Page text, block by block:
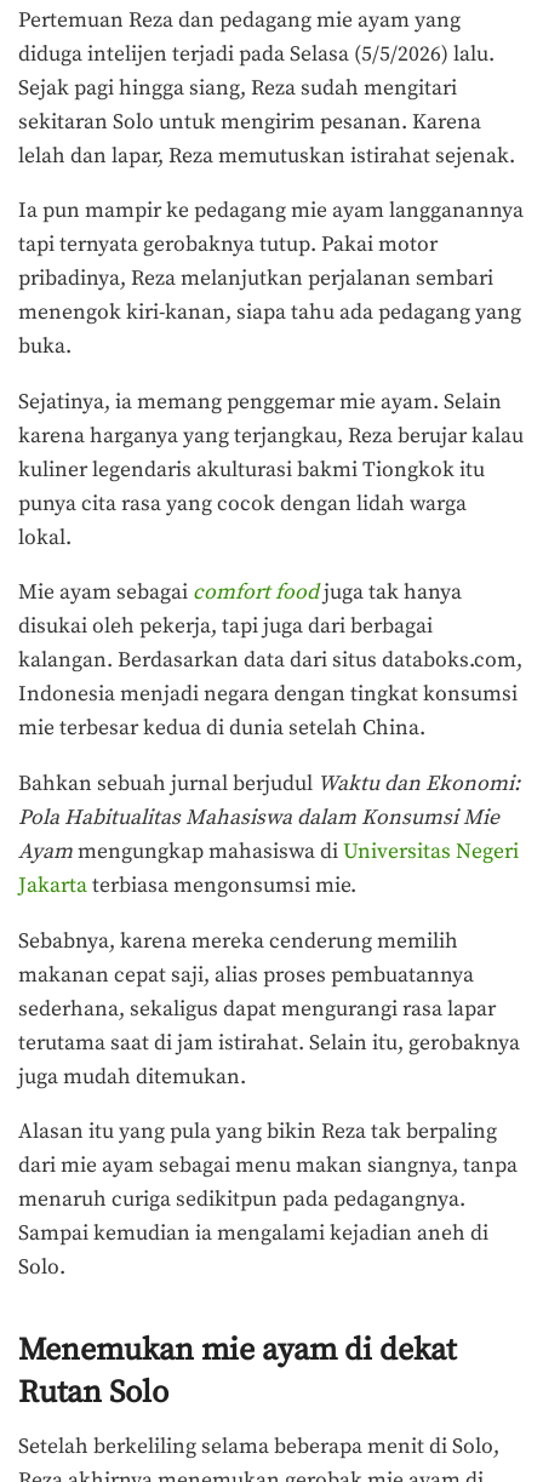
Pertemuan Reza dan pedagang mie ayam yang
diduga intelijen terjadi pada Selasa (5/5/2026) lalu.
Sejak pagi hingga siang, Reza sudah mengitari
sekitaran Solo untuk mengirim pesanan. Karena
lelah dan lapar, Reza memutuskan istirahat sejenak.
Ia pun mampir ke pedagang mie ayam langganannya
tapi ternyata gerobaknya tutup. Pakai motor
pribadinya, Reza melanjutkan perjalanan sembari
menengok kiri-kanan, siapa tahu ada pedagang yang
buka.
Sejatinya, ia memang penggemar mie ayam. Selain
karena harganya yang terjangkau, Reza berujar kalau
kuliner legendaris akulturasi bakmi Tiongkok itu
punya cita rasa yang cocok dengan lidah warga
lokal.
Mie ayam sebagai comfort foodjuga tak hanya
disukai oleh pekerja, tapi juga dari berbagai
kalangan. Berdasarkan data dari situs databoks.com,
Indonesia menjadi negara dengan tingkat konsumsi
mie terbesar kedua di dunia setelah China.
Bahkan sebuah jurnal berjudul Waktu dan Ekonomi:
Pola Habitualitas Mahasiswa dalam Konsumsi Mie
Ayammengungkap mahasiswa diUniversitas Negeri
Jakartaterbiasa mengonsumsi mie.
Sebabnya, karena mereka cenderung memilih
makanan cepat saji, alias proses pembuatannya
sederhana, sekaligus dapat mengurangi rasa lapar
terutama saat di jam istirahat. Selain itu, gerobaknya
juga mudah ditemukan.
Alasan itu yang pula yang bikin Reza tak berpaling
dari mie ayam sebagai menu makan siangnya, tanpa
menaruh curiga sedikitpun pada pedagangnya.
Sampai kemudian ia mengalami kejadian aneh di
Solo.
Menemukan mie ayam di dekat
Rutan Solo
Setelah berkeliling selama beberapa menit di Solo,